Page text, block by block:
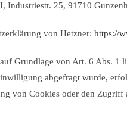
Industriestr. 25, 91710
von Hetzner: https://
Grundlage von Art. 6 Abs. 1
abgefragt wurde,
von Cookies oder den